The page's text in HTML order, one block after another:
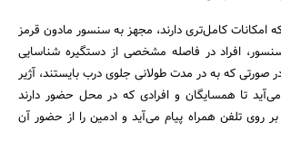
امکانات کامل‌تری دارند، مجهز به سنسور مادون قرمز
افراد در فاصله مشخصی از دستگیره شناسایی
صورتی که به در مدت طولانی جلوی درب بایستند، آژیر
تا همسایگان و افرادی که در محل حضور دارند
روی تلفن همراه پیام می‌آید و ادمین را از حضور آن